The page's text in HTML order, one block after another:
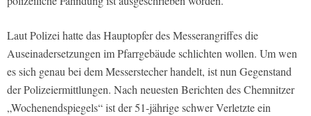
Laut Polizei hatte das Hauptopfer des Messerangriffes die
Auseinadersetzungen im Pfarrgebäude schlichten wollen. Um wen
es sich genau bei dem Messerstecher handelt, ist nun Gegenstand
der Polizeiermittlungen. Nach neuesten Berichten des Chemnitzer
„Wochenendspiegels“ ist der 51-jährige schwer Verletzte ein